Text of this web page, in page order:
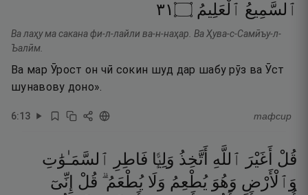
ٱلسَّمِيعُ ٱلْعَلِيمُ ۝١٣
Ва лаҳу ма сакана фи-л-лайли ва-н-наҳар. Ва Ҳува-с-Самӣъу-л-
Ъалӣм.
Ва мар Ӯрост он чӣ сокин шуд дар шабу рӯз ва Ӯст
шунавову доно».
6:13 тафсир
قُلْ أَغَيْرَ ٱللَّهِ أَتَّخِذُ وَلِيًّۭا فَاطِرِ
ٱلسَّمَـٰوَٰتِ
وَٱلْأَرْضِ وَهُوَ يُطْعِمُ وَلَا يُطْعَمُ ۗ قُلْ إِنِّىٓ